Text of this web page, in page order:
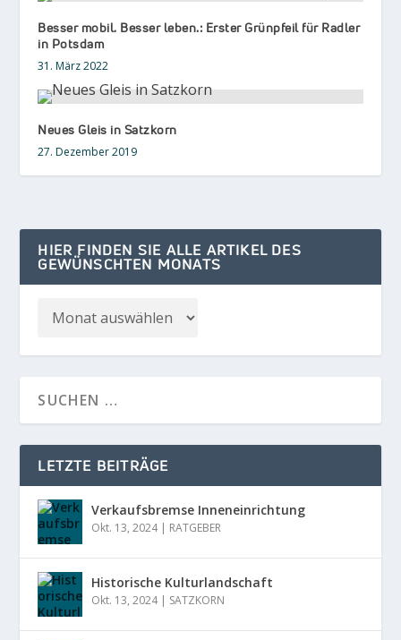
Besser mobil. Besser leben.: Erster Grünpfeil für Radler
in Potsdam
31. März 2022
Neues Gleis in Satzkorn
27. Dezember 2019
HIER FINDEN SIE ALLE ARTIKEL DES
GEWÜNSCHTEN MONATS
LETZTE BEITRÄGE
Verkaufsbremse Inneneinrichtung
Okt. 13, 2024| RATGEBER
Historische Kulturlandschaft
Okt. 13, 2024| SATZKORN